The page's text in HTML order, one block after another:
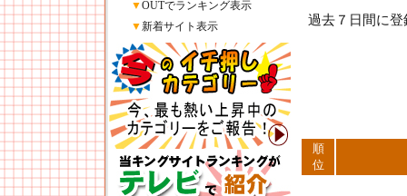
▼OUTでランキング表示
▼新着サイト表示 過去７日間に
順
位